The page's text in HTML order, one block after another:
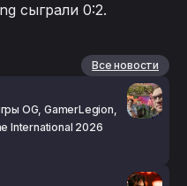
сыграли 0:2.
Все новости
OG, GamerLegion,
International 2026